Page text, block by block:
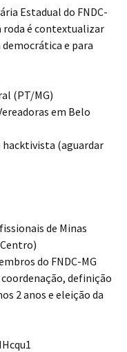
Estadual do FNDC-
roda é contextualizar
e para
(PT/MG)
em Belo
(aguardar
de Minas
do FNDC-MG
definição
2 anos e eleição da